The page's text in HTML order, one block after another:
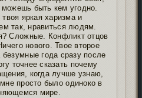
можешь быть кем угодно.
яркая харизма и
так, нравиться людям.
Сложные. Конфликт отцов
нового. Твое второе
года сразу после
точнее сказать почему
когда лучше узнаю,
просто было одиноко в
мире.